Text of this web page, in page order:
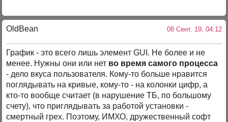
OldBean 08 Сент. 19, 04:12
График - это всего лишь элемент GUI. Не более и не
менее. Нужны они или нет во время самого процесса
- дело вкуса пользователя. Кому-то больше нравится
поглядывать на кривые, кому-то - на колонки цифр, а
кто-то вообще считает (в нарушение ТБ, по большому
счету), что приглядывать за работой установки -
смертный грех. Поэтому, ИМХО, дружественный софт